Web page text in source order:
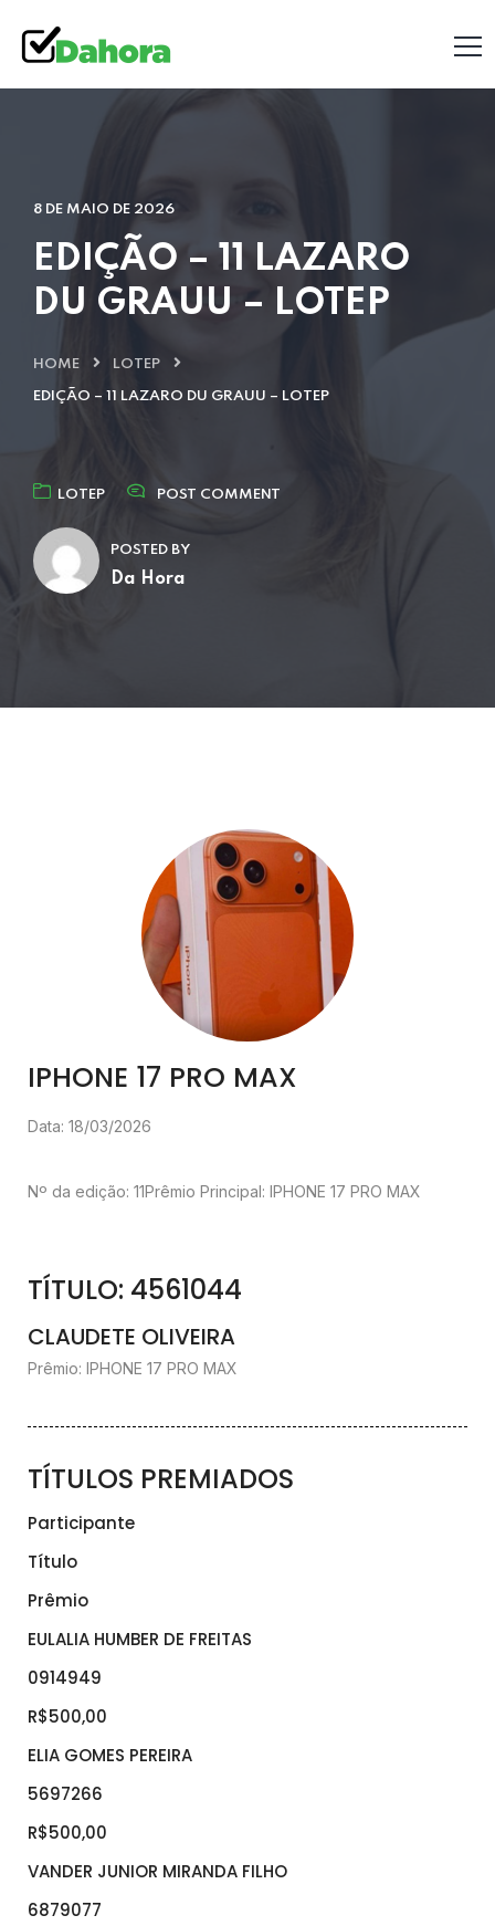
8 DE MAIO DE 2026
EDIÇÃO – 11 LAZARO
DU GRAUU – LOTEP
HOME LOTEP
EDIÇÃO – 11 LAZARO DU GRAUU – LOTEP
LOTEP POST COMMENT
POSTED BY
Da Hora
IPHONE 17 PRO MAX
Data: 18/03/2026
Nº da edição: 11Prêmio Principal: IPHONE 17 PRO MAX
TÍTULO: 4561044
CLAUDETE OLIVEIRA
Prêmio: IPHONE 17 PRO MAX
TÍTULOS PREMIADOS
Participante
Título
Prêmio
EULALIA HUMBER DE FREITAS
0914949
R$500,00
ELIA GOMES PEREIRA
5697266
R$500,00
VANDER JUNIOR MIRANDA FILHO
6879077